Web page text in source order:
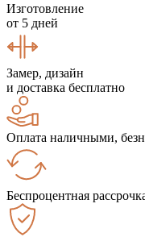
Изготовление
от 5 дней
Замер, дизайн
и доставка бесплатно
Оплата наличными,
Беспроцентная